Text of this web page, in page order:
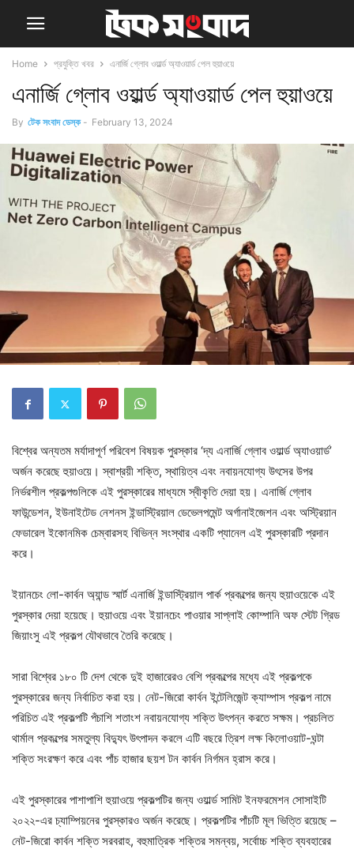
Home প্রযুক্তি খবর এনার্জি গ্লোব ওয়ার্ল্ড অ্যাওয়ার্ড পেল হুয়াওয়ে
এনার্জি গ্লোব ওয়ার্ল্ড অ্যাওয়ার্ড পেল হুয়াওয়ে
By টেক সংবাদ ডেস্ক - February 13, 2024
বিশ্বের অন্যতম মর্যাদাপূর্ণ পরিবেশ বিষয়ক পুরস্কার ‘দ্য এনার্জি গ্লোব ওয়ার্ল্ড অ্যাওয়ার্ড’
অর্জন করেছে হুয়াওয়ে। স্বাশ্রয়ী শক্তি, স্থায়িত্ব এবং নবায়নযোগ্য উৎসের উপর
নির্ভরশীল প্রকল্পগুলিকে এই পুরস্কারের মাধ্যমে স্বীকৃতি দেয়া হয়। এনার্জি গ্লোব
ফাউন্ডেশন, ইউনাইটেড নেশনস ইন্ডাস্ট্রিয়াল ডেভেলপমেন্ট অর্গানাইজেশন এবং অস্ট্রিয়ান
ফেডারেল ইকোনমিক চেম্বারসহ বিভিন্ন সংস্থার একটি প্যানেল এই পুরস্কারটি প্রদান
করে।
ইয়ানচেং লো-কার্বন অ্যান্ড স্মার্ট এনার্জি ইন্ডাস্ট্রিয়াল পার্ক প্রকল্পের জন্য হুয়াওয়েকে এই
পুরস্কার দেয়া হয়েছে। হুয়াওয়ে এবং ইয়ানচেং পাওয়ার সাপ্লাই কোম্পানি অফ স্টেট গ্রিড
জিয়াংসু এই প্রকল্প যৌথভাবে তৈরি করেছে।
সারা বিশ্বের ১৮০ টি দেশ থেকে দুই হাজারেরও বেশি প্রকল্পের মধ্যে এই প্রকল্পকে
পুরস্কারের জন্য নির্বাচিত করা হয়। নেট-জিরো কার্বন ইন্টেলিজেন্ট ক্যাম্পাস প্রকল্প নামে
পরিচিত এই প্রকল্পটি পঁচাশি শতাংশ নবায়নযোগ্য শক্তি উৎপন্ন করতে সক্ষম। প্রচলিত
থার্মাল প্রকল্পের সমতুল্য বিদ্যুৎ উৎপাদন করলে এটি বছরে ত্রিশ লক্ষ কিলোওয়াট-ঘন্টা
শক্তি সংরক্ষণ করে এবং পাঁচ হাজার ছয়শ টন কার্বন নির্গমন হ্রাস করে।
এই পুরস্কারের পাশাপাশি হুয়াওয়ে প্রকল্পটির জন্য ওয়ার্ল্ড সামিট ইনফরমেশন সোসাইটি
২০২২-এর চ্যাম্পিয়নের পুরস্কারও অর্জন করেছে। প্রকল্পটির পাঁচটি মূল ভিত্তি রয়েছে –
নেট-জিরো কার্বন শক্তি সরবরাহ, বহুমাত্রিক শক্তির সমন্বয়, সর্বোচ্চ শক্তি ব্যবহারের